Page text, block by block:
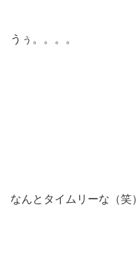
うぅ。。。。
なんとタイムリーな（笑）